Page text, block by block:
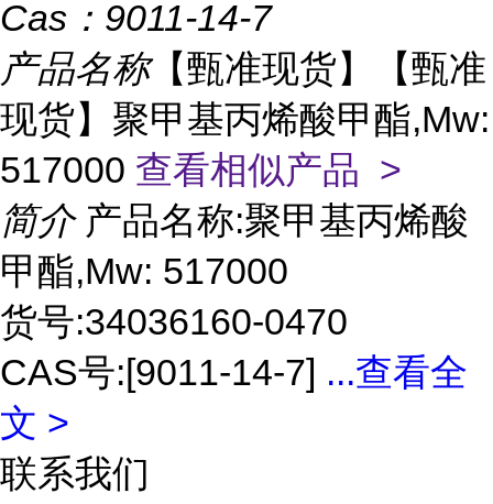
Cas： 9011-14-7
产品名称【甄准现货】【甄准
现货】聚甲基丙烯酸甲酯,Mw:
517000 查看相似产品 >
简介 产品名称:聚甲基丙烯酸
甲酯,Mw: 517000
货号:34036160-0470
CAS号:[9011-14-7] ...查看全
文 >
联系我们